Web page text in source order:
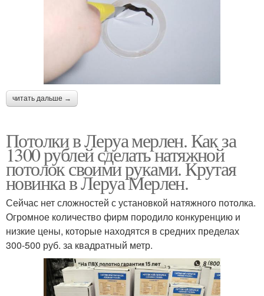
читать дальше →
Потолки в Леруа мерлен. Как за
1300 рублей сделать натяжной
потолок своими руками. Крутая
новинка в Леруа Мерлен.
Сейчас нет сложностей с установкой натяжного потолка.
Огромное количество фирм породило конкуренцию и
низкие цены, которые находятся в средних пределах
300-500 руб. за квадратный метр.